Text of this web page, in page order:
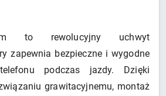
to rewolucyjny uchwyt
zapewnia bezpieczne i wygodne
podczas jazdy. Dzięki
grawitacyjnemu, montaż